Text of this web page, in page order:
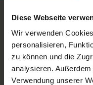
Diese Webseite
Wir verwenden
personalisieren,
zu können und die
analysieren.
Verwendung unserer
ich fühle mich total